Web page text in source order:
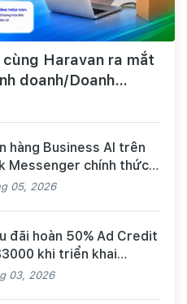
Haravan ra mắt
doanh/Doanh
và quản lý thuế,
hàng Business AI trên
Messenger chính thức
Haravan Harasocial
05, 2026
đãi hoàn 50% Ad Credit
khi triển khai
Marketing Messages
03, 2026